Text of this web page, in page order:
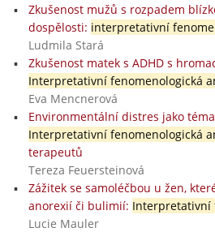
Zkušenost mužů s rozpadem
dospělosti: interpretativní
Ludmila Stará
Zkušenost matek s ADHD s
Interpretativní fenomenologická
Eva Mencnerová
Environmentální distres jako
Interpretativní fenomenologická
terapeutů
Tereza Feuersteinová
Zážitek se samoléčbou u žen,
anorexií či bulimií: Interpretativní
Lucie Mauler